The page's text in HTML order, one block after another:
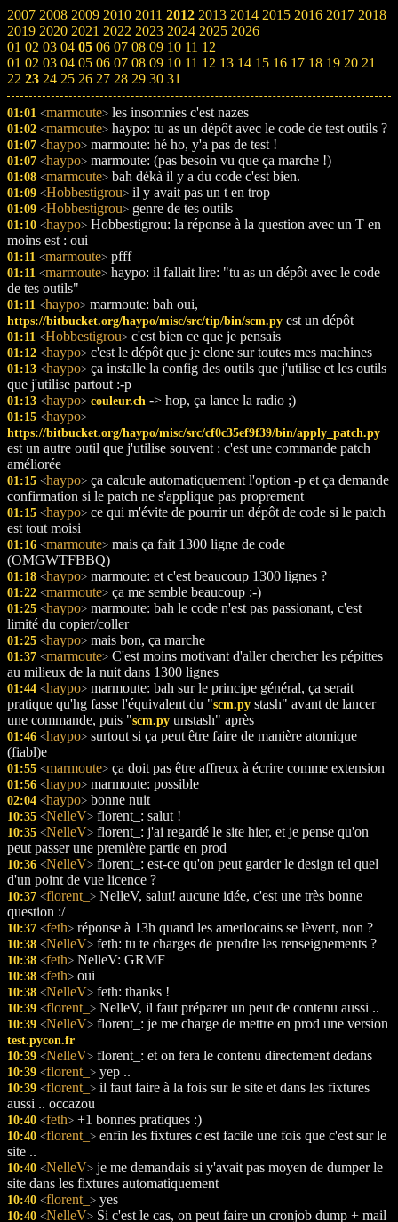
2007 2008 2009 2010 2011 2012 2013 2014 2015 2016 2017 2018
2019 2020 2021 2022 2023 2024 2025 2026
01 02 03 04 05 06 07 08 09 10 11 12
01 02 03 04 05 06 07 08 09 10 11 12 13 14 15 16 17 18 19 20 21
22 23 24 25 26 27 28 29 30 31
01:01 <marmoute> les insomnies c'est nazes
01:02 <marmoute> haypo: tu as un dépôt avec le code de test outils ?
01:07 <haypo> marmoute: hé ho, y'a pas de test !
01:07 <haypo> marmoute: (pas besoin vu que ça marche !)
01:08 <marmoute> bah dékà il y a du code c'est bien.
01:09 <Hobbestigrou> il y avait pas un t en trop
01:09 <Hobbestigrou> genre de tes outils
01:10 <haypo> Hobbestigrou: la réponse à la question avec un T en
moins est : oui
01:11 <marmoute> pfff
01:11 <marmoute> haypo: il fallait lire: "tu as un dépôt avec le code
de tes outils"
01:11 <haypo> marmoute: bah oui,
https://bitbucket.org/haypo/misc/src/tip/bin/scm.py est un dépôt
01:11 <Hobbestigrou> c'est bien ce que je pensais
01:12 <haypo> c'est le dépôt que je clone sur toutes mes machines
01:13 <haypo> ça installe la config des outils que j'utilise et les outils
que j'utilise partout :-p
01:13 <haypo> couleur.ch -> hop, ça lance la radio ;)
01:15 <haypo>
https://bitbucket.org/haypo/misc/src/cf0c35ef9f39/bin/apply_patch.py
est un autre outil que j'utilise souvent : c'est une commande patch
améliorée
01:15 <haypo> ça calcule automatiquement l'option -p et ça demande
confirmation si le patch ne s'applique pas proprement
01:15 <haypo> ce qui m'évite de pourrir un dépôt de code si le patch
est tout moisi
01:16 <marmoute> mais ça fait 1300 ligne de code
(OMGWTFBBQ)
01:18 <haypo> marmoute: et c'est beaucoup 1300 lignes ?
01:22 <marmoute> ça me semble beaucoup :-)
01:25 <haypo> marmoute: bah le code n'est pas passionant, c'est
limité du copier/coller
01:25 <haypo> mais bon, ça marche
01:37 <marmoute> C'est moins motivant d'aller chercher les pépittes
au milieux de la nuit dans 1300 lignes
01:44 <haypo> marmoute: bah sur le principe général, ça serait
pratique qu'hg fasse l'équivalent du "scm.py stash" avant de lancer
une commande, puis "scm.py unstash" après
01:46 <haypo> surtout si ça peut être faire de manière atomique
(fiabl)e
01:55 <marmoute> ça doit pas être affreux à écrire comme extension
01:56 <haypo> marmoute: possible
02:04 <haypo> bonne nuit
10:35 <NelleV> florent_: salut !
10:35 <NelleV> florent_: j'ai regardé le site hier, et je pense qu'on
peut passer une première partie en prod
10:36 <NelleV> florent_: est-ce qu'on peut garder le design tel quel
d'un point de vue licence ?
10:37 <florent_ > NelleV, salut! aucune idée, c'est une très bonne
question :/
10:37 <feth> réponse à 13h quand les amerlocains se lèvent, non ?
10:38 <NelleV> feth: tu te charges de prendre les renseignements ?
10:38 <feth> NelleV: GRMF
10:38 <feth> oui
10:38 <NelleV> feth: thanks !
10:39 <florent_ > NelleV, il faut préparer un peut de contenu aussi ..
10:39 <NelleV> florent_: je me charge de mettre en prod une version
test.pycon.fr
10:39 <NelleV> florent_: et on fera le contenu directement dedans
10:39 <florent_ > yep ..
10:39 <florent_ > il faut faire à la fois sur le site et dans les fixtures
aussi .. occazou
10:40 <feth> +1 bonnes pratiques :)
10:40 <florent_ > enfin les fixtures c'est facile une fois que c'est sur le
site ..
10:40 <NelleV> je me demandais si y'avait pas moyen de dumper le
site dans les fixtures automatiquement
10:40 <florent_ > yes
10:40 <NelleV> Si c'est le cas, on peut faire un cronjob dump + mail